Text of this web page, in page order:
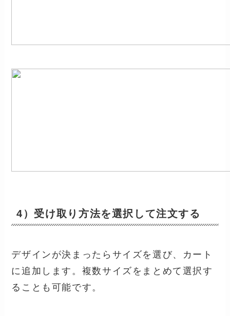
4）受け取り方法を選択して注文する
デザインが決まったらサイズを選び、カート
に追加します。複数サイズをまとめて選択す
ることも可能です。